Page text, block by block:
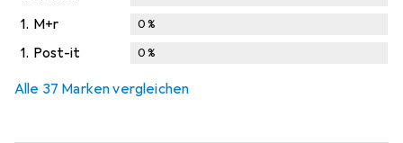
1. M+r 0%
1. Post-it 0%
Alle 37 Marken vergleichen